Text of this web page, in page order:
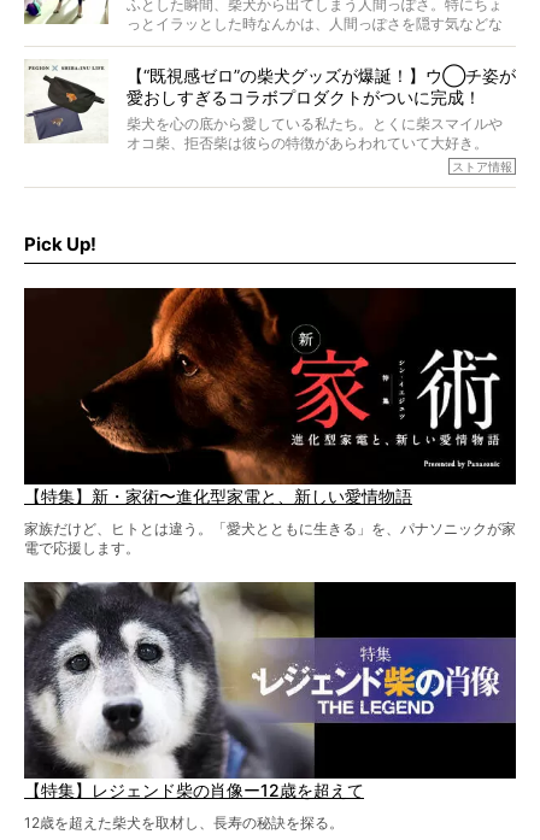
ら食が細かったため、何でも食べさせてきたということで
ふとした瞬間、柴犬から出てしまう人間っぽさ。特にちょ
っとイラッとした時なんかは、人間っぽさを隠す気などな
いように見えます。もしかして本当の本当は、中身は人間
【“既視感ゼロ”の柴犬グッズが爆誕！】ウ◯チ姿が
愛おしすぎるコラボプロダクトがついに完成！
柴犬を心の底から愛している私たち。とくに柴スマイルや
オコ柴、拒否柴は彼らの特徴があらわれていて大好き。
でもちょっと待て…もうひとつ、忘れてはならない愛おしい
シーンがあったぞ。それは、背中を丸めて“ウンチなう”の姿
ストア情報
Pick Up!
【特集】新・家術〜進化型家電と、新しい愛情物語
家族だけど、ヒトとは違う。「愛犬とともに生きる」を、パナソニックが家
電で応援します。
【特集】レジェンド柴の肖像ー12歳を超えて
12歳を超えた柴犬を取材し、長寿の秘訣を探る。